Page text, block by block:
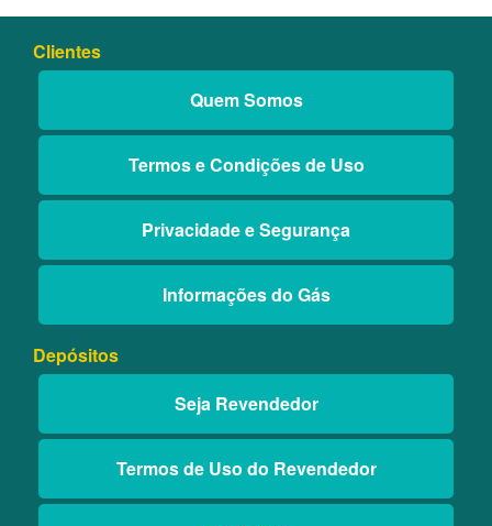
Clientes
Quem Somos
Termos e Condições de Uso
Privacidade e Segurança
Informações do Gás
Depósitos
Seja Revendedor
Termos de Uso do Revendedor